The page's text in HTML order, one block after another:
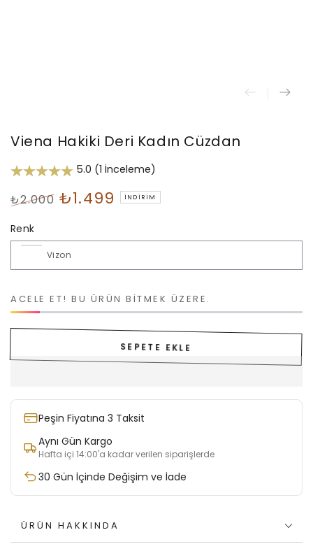
Viena Hakiki Deri Kadın Cüzdan
5.0 (1 İnceleme)
fiyat
₺2.000 ₺1.499 İNDIRIM
Renk
ACELE ET! BU ÜRÜN BITMEK ÜZERE.
SEPETE EKLE
Peşin Fiyatına 3 Taksit
Aynı Gün Kargo
Hafta içi 14:00'a kadar verilen siparişlerde
30 Gün İçinde Değişim ve İade
ÜRÜN HAKKINDA